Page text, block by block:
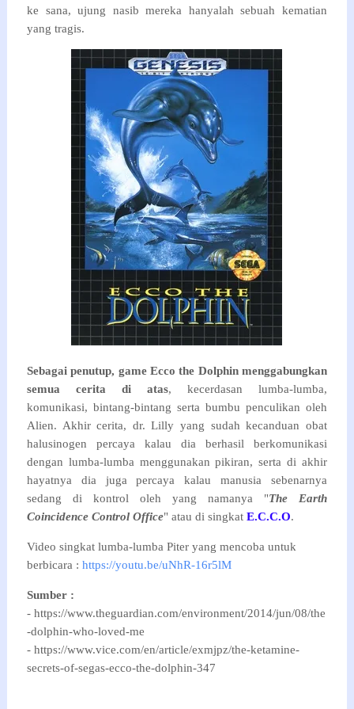
ke sana, ujung nasib mereka hanyalah sebuah kematian
yang tragis.
Sebagai penutup, game Ecco the Dolphin menggabungkan
semua cerita di atas, kecerdasan lumba-lumba,
komunikasi, bintang-bintang serta bumbu penculikan oleh
Alien. Akhir cerita, dr. Lilly yang sudah kecanduan obat
halusinogen percaya kalau dia berhasil berkomunikasi
dengan lumba-lumba menggunakan pikiran, serta di akhir
hayatnya dia juga percaya kalau manusia sebenarnya
sedang di kontrol oleh yang namanya "The Earth
Coincidence Control Office" atau di singkat E.C.C.O.
Video singkat lumba-lumba Piter yang mencoba untuk
berbicara : https://youtu.be/uNhR-16r5lM
Sumber :
- https://www.theguardian.com/environment/2014/jun/08/the
-dolphin-who-loved-me
- https://www.vice.com/en/article/exmjpz/the-ketamine-
secrets-of-segas-ecco-the-dolphin-347